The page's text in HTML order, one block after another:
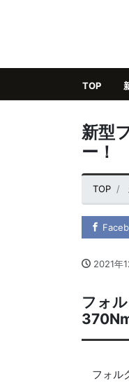
TOP
新型
ー！
TOP
2021年
フォ
フォル